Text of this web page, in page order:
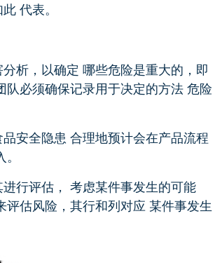
代表。
析，以确定 哪些危险是重大的，即
必须确保记录用于决定的方法 危险
安全隐患 合理地预计会在产品流程
行评估， 考虑某件事发生的可能
估风险，其行和列对应 某件事发生